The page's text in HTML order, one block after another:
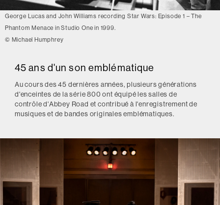
45 ans d'un son emblématique
Au cours des 45 dernières années, plusieurs générations
d'enceintes de la série 800 ont équipé les salles de
contrôle d'Abbey Road et contribué à l'enregistrement de
musiques et de bandes originales emblématiques.
George Lucas and John Williams recording Star Wars: Episode 1 – The
Phantom Menace in Studio One in 1999.
© Michael Humphrey